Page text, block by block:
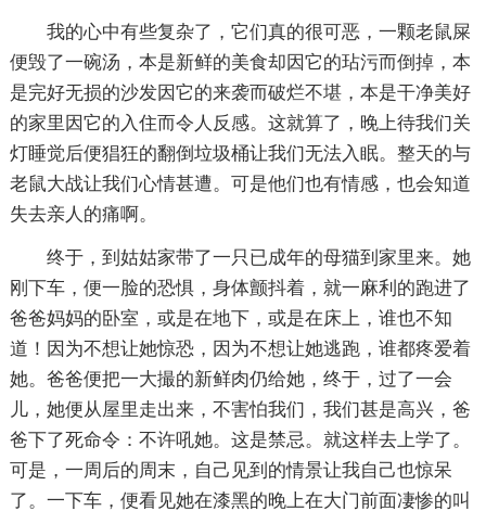
我的心中有些复杂了，它们真的很可恶，一颗老鼠屎
便毁了一碗汤，本是新鲜的美食却因它的玷污而倒掉，本
是完好无损的沙发因它的来袭而破烂不堪，本是干净美好
的家里因它的入住而令人反感。这就算了，晚上待我们关
灯睡觉后便猖狂的翻倒垃圾桶让我们无法入眠。整天的与
老鼠大战让我们心情甚遭。可是他们也有情感，也会知道
失去亲人的痛啊。
终于，到姑姑家带了一只已成年的母猫到家里来。她
刚下车，便一脸的恐惧，身体颤抖着，就一麻利的跑进了
爸爸妈妈的卧室，或是在地下，或是在床上，谁也不知
道！因为不想让她惊恐，因为不想让她逃跑，谁都疼爱着
她。爸爸便把一大撮的新鲜肉仍给她，终于，过了一会
儿，她便从屋里走出来，不害怕我们，我们甚是高兴，爸
爸下了死命令：不许吼她。这是禁忌。就这样去上学了。
可是，一周后的周末，自己见到的情景让我自己也惊呆
了。一下车，便看见她在漆黑的晚上在大门前面凄惨的叫